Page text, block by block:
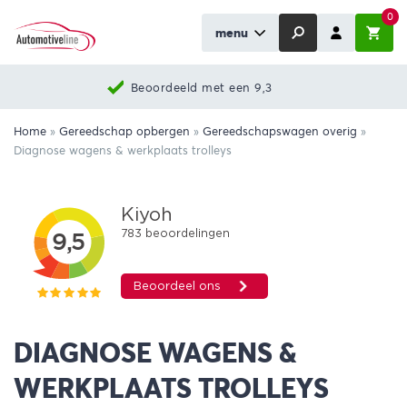
menu
0
Beoordeeld met een 9,3
Home » Gereedschap opbergen » Gereedschapswagen overig »
Diagnose wagens & werkplaats trolleys
DIAGNOSE WAGENS &
WERKPLAATS TROLLEYS